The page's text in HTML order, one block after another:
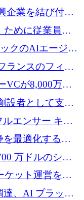
企業を結び付け
ために従業員に
けを実施
クのAIエージェ
の資金調達で
ランスのフィン
VCが8,000万ド
務所を開設
設者として支援
ドを立ち上げる
エンサー キャ
シリーズ A で
を最適化するた
万ドルのシー
ケット運営を自
調達
達、AI プラット